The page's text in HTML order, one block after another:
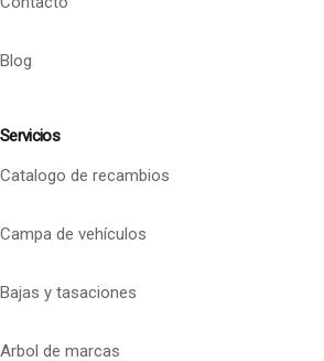
Blog
Servicios
Catalogo de recambios
Campa de vehículos
Bajas y tasaciones
Arbol de marcas